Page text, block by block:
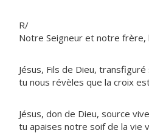
R/
Notre Seigneur et notre frère,
Jésus, Fils de Dieu,
tu nous révèles que la croix
Jésus, don de Dieu, source
tu apaises notre soif de la vie